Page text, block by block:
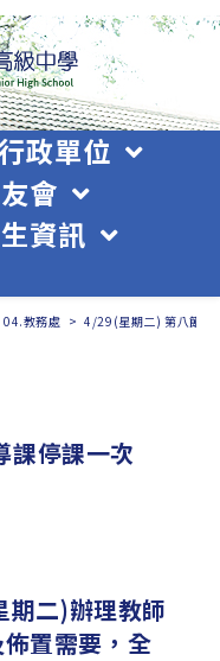
政單位
會
資訊
04.教務處 > 4/29(星期二) 第八節輔
停課一次
二)辦理教師
置需要，全